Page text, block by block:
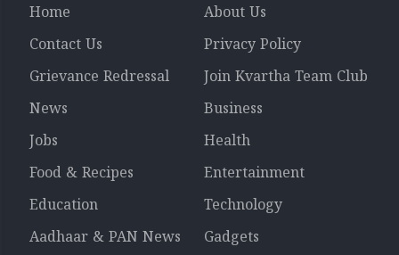
Home
About Us
Contact Us
Privacy Policy
Grievance Redressal
Join Kvartha Team Club
News
Business
Jobs
Health
Food & Recipes
Entertainment
Education
Technology
Aadhaar & PAN News
Gadgets